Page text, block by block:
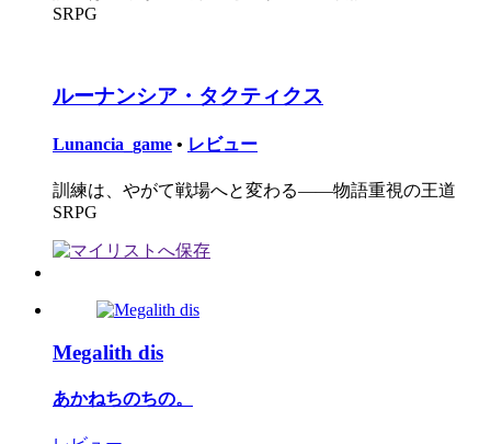
SRPG
ルーナンシア・タクティクス
Lunancia_game • レビュー
訓練は、やがて戦場へと変わる――物語重視の王道
SRPG
Megalith dis
あかねちのちの。